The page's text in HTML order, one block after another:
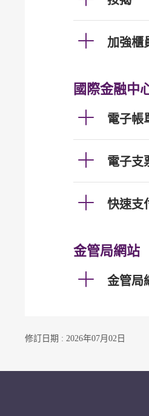
加強櫃
國際金融中
電子帳
電子支
快速支
金管局網站
金管局
修訂日期 : 2026年07月02日